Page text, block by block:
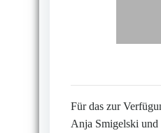
Für das zur
Anja Smigelski und